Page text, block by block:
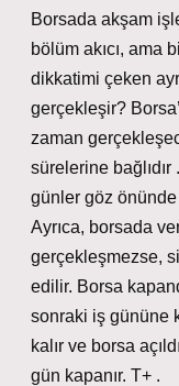
Borsada akşam
bölüm akıcı, ama
dikkatimi çeken
gerçekleşir?
zaman
sürelerine bağlıdır
günler göz önünde
Ayrıca, borsada
gerçekleşmezse,
edilir. Borsa
sonraki iş gününe
kalır ve borsa
gün kapanır. T+ .